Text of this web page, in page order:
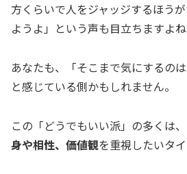
方くらいで人をジャッジするほう
ようよ」という声も目立ちますよね
あなたも、「そこまで気にするの
と感じている側かもしれません。
この「どうでもいい派」の多くは
身や相性、価値観を重視したいタイ